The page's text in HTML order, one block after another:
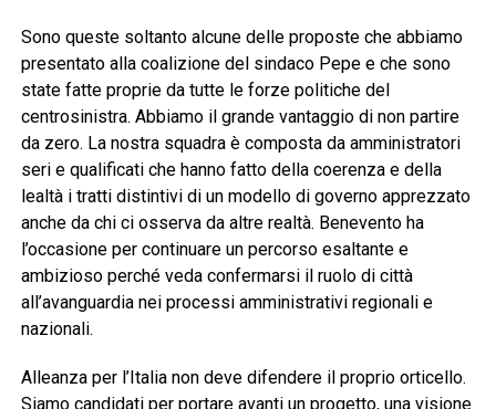
Sono queste soltanto alcune delle proposte che abbiamo
presentato alla coalizione del sindaco Pepe e che sono
state fatte proprie da tutte le forze politiche del
centrosinistra. Abbiamo il grande vantaggio di non partire
da zero. La nostra squadra è composta da amministratori
seri e qualificati che hanno fatto della coerenza e della
lealtà i tratti distintivi di un modello di governo apprezzato
anche da chi ci osserva da altre realtà. Benevento ha
l’occasione per continuare un percorso esaltante e
ambizioso perché veda confermarsi il ruolo di città
all’avanguardia nei processi amministrativi regionali e
nazionali.
Alleanza per l’Italia non deve difendere il proprio orticello.
Siamo candidati per portare avanti un progetto, una visione